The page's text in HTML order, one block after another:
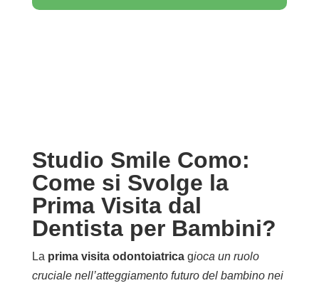
Studio Smile Como:
Come si Svolge la
Prima Visita dal
Dentista per Bambini?
La prima visita odontoiatricagioca un ruolo
cruciale nell’atteggiamento futuro del bambino nei